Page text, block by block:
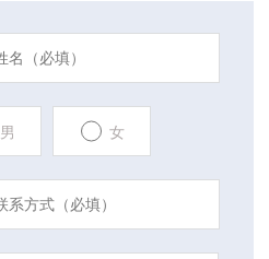
男 女